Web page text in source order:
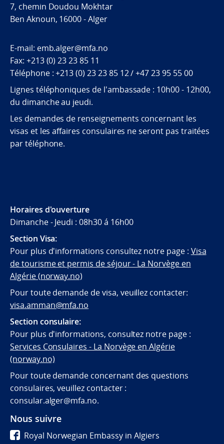
7, chemin Doudou Mokhtar
Ben Aknoun, 16000 - Alger
E-mail: emb.alger@mfa.no
Fax: +213 (0) 23 23 85 11
Téléphone : +213 (0) 23 23 85 12 / +47 23 95 55 00
Lignes téléphoniques de l'ambassade : 10h00 - 12h00,
du dimanche au jeudi.
Les demandes de renseignements concernant les
visas et les affaires consulaires ne seront pas traitées
par téléphone.
Horaires d'ouverture
Dimanche - Jeudi : 08h30 á 16h00
Section Visa:
Pour plus d'informations consultez notre page : Visa
de tourisme et permis de séjour - La Norvège en
Algérie (norway.no)
Pour toute demande de visa, veuillez contacter:
visa.amman@mfa.no
Section consulaire:
Pour plus d'informations, consultez notre page :
Services Consulaires - La Norvège en Algérie
(norway.no)
Pour toute demande concernant des questions
consulaires, veuillez contacter :
consular.alger@mfa.no.
Nous suivre
Royal Norwegian Embassy in Algiers